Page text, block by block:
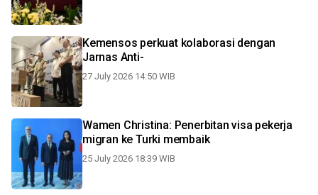
Kemensos perkuat kolaborasi dengan
Jarnas Anti-
27 July 2026 14:50 WIB
Wamen Christina: Penerbitan visa pekerja
migran ke Turki membaik
25 July 2026 18:39 WIB